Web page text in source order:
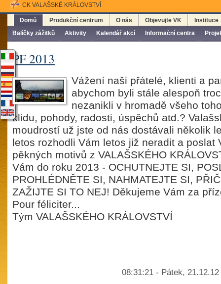
CK VALAŠSKÉ KRÁLOVSTVÍ
Domů
Balíčky zážitků
Aktivity Kalendář akcí Informační centra
Produkční centrum O nás Objevujte VK Instituce
PF 2013
Vážení naši přátelé, klienti a
abychom byli stále alespoň
nezanikli v hromadě všeho
klidu, pohody, radosti, úspěchů atd.?
moudrostí už jste od nás dostávali několik
letos rozhodli Vám letos již neradit a poslat
pěkných motivů z VALAŠSKÉHO
Vám do roku 2013 - OCHUTNEJTE SI,
PROHLÉDNĚTE SI, NAHMATEJTE SI,
ZAŽIJTE SI TO NEJ! Děkujeme Vám za
Pour féliciter...
Tým VALAŠSKÉHO KRÁLOVSTVÍ
08:31:21 - Pátek,